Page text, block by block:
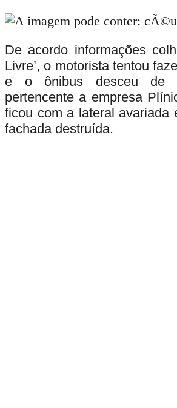
De acordo informações
Livre’, o motorista tentou
e o ônibus desceu de
pertencente a empresa
ficou com a lateral avariada
fachada destruída.